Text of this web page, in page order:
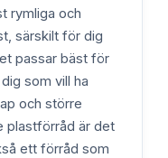
rymliga och
särskilt för dig
passar bäst för
som vill ha
och större
plastförråd är det
ett förråd som